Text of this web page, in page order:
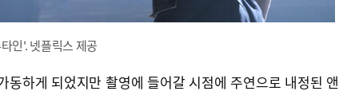
인'. 넷플릭스 제공
동하게 되었지만 촬영에 들어갈 시점에 주연으로 내정된 앤